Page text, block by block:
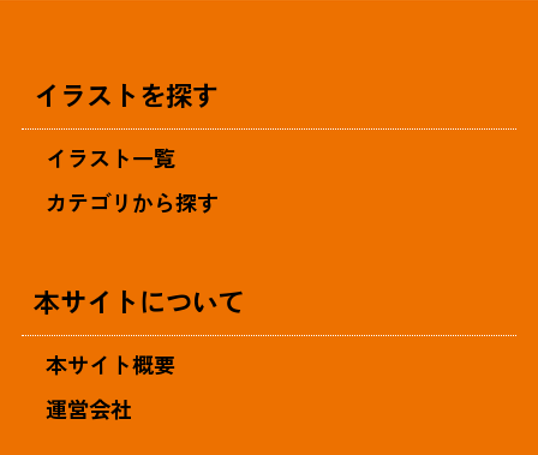
イラストを探す
イラスト一覧
カテゴリから探す
本サイトについて
本サイト概要
運営会社